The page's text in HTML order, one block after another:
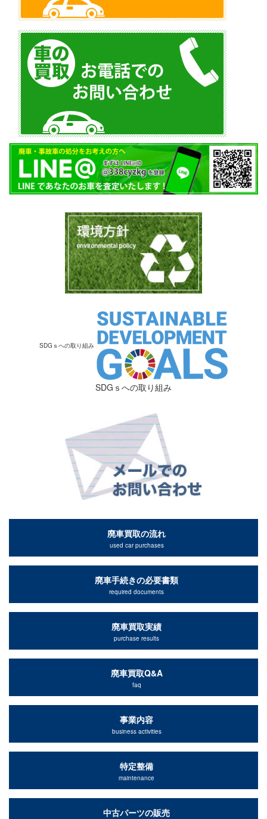
SDGｓへの取り組み
SDGｓへの取り組み
廃車買取の流れ
used car purchases
廃車手続きの必要書類
required documents
廃車買取実績
purchase results
廃車買取Q&A
faq
事業内容
business activities
特定整備
maintenance
中古パーツの販売